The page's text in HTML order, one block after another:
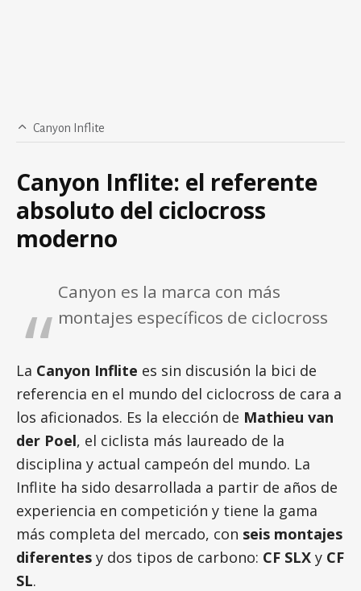
Canyon Inflite
Canyon Inflite: el referente
absoluto del ciclocross
moderno
Canyon es la marca con más
montajes específicos de ciclocross
La Canyon Inflite es sin discusión la bici de
referencia en el mundo del ciclocross de cara a
los aficionados. Es la elección de Mathieu van
der Poel, el ciclista más laureado de la
disciplina y actual campeón del mundo. La
Inflite ha sido desarrollada a partir de años de
experiencia en competición y tiene la gama
más completa del mercado, con seis montajes
diferentes y dos tipos de carbono: CF SLX y CF
SL.